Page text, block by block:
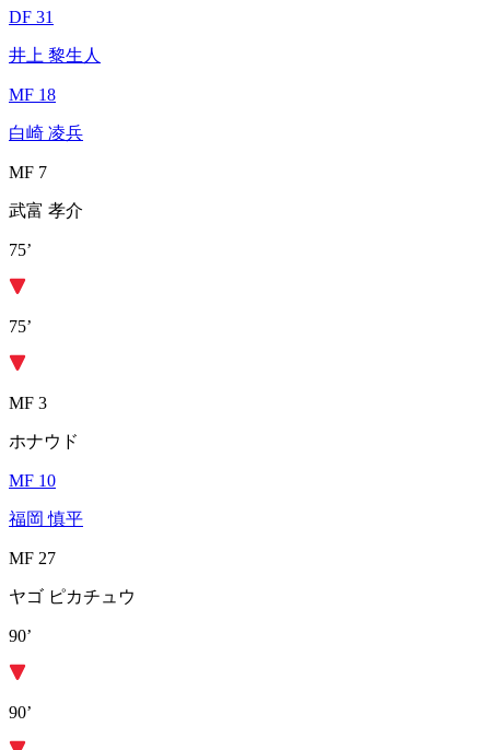
DF 31
井上 黎生人
MF 18
白崎 凌兵
MF 7
武富 孝介
75’
75’
MF 3
ホナウド
MF 10
福岡 慎平
MF 27
ヤゴ ピカチュウ
90’
90’